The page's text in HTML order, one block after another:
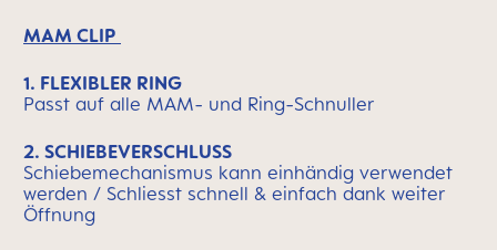
MAM CLIP
1. FLEXIBLER RING
Passt auf alle MAM- und Ring-Schnuller
2. SCHIEBEVERSCHLUSS
Schiebemechanismus kann einhändig verwendet
werden / Schliesst schnell & einfach dank weiter
Öffnung